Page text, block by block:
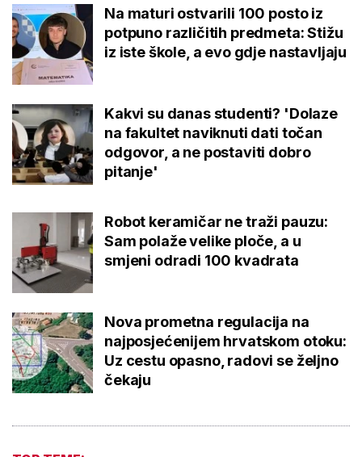
Na maturi ostvarili 100 posto iz
potpuno različitih predmeta: Stižu
iz iste škole, a evo gdje nastavljaju
Kakvi su danas studenti? 'Dolaze
na fakultet naviknuti dati točan
odgovor, a ne postaviti dobro
pitanje'
Robot keramičar ne traži pauzu:
Sam polaže velike ploče, a u
smjeni odradi 100 kvadrata
Nova prometna regulacija na
najposjećenijem hrvatskom otoku:
Uz cestu opasno, radovi se željno
čekaju